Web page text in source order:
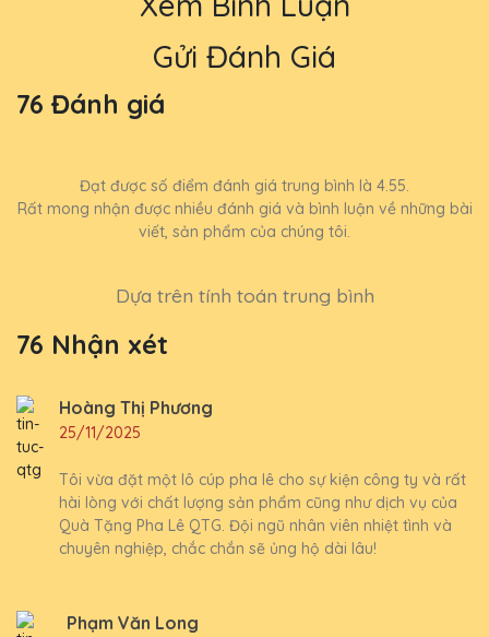
Gửi Đánh Giá
76 Đánh giá
Đạt được số điểm đánh giá trung bình là 4.55.
Rất mong nhận được nhiều đánh giá và bình luận về những bài
viết, sản phẩm của chúng tôi.
Dựa trên tính toán trung bình
76 Nhận xét
Hoàng Thị Phương
25/11/2025
Tôi vừa đặt một lô cúp pha lê cho sự kiện công ty và rất
hài lòng với chất lượng sản phẩm cũng như dịch vụ của
Quà Tặng Pha Lê QTG. Đội ngũ nhân viên nhiệt tình và
chuyên nghiệp, chắc chắn sẽ ủng hộ dài lâu!
Phạm Văn Long